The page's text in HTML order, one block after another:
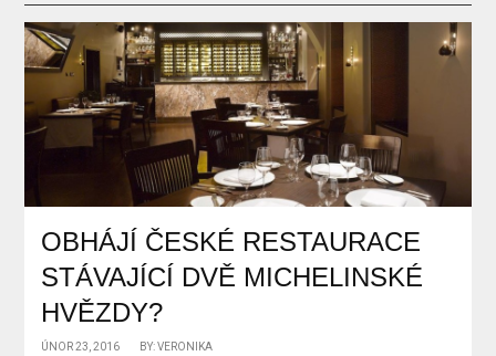
OBHÁJÍ ČESKÉ RESTAURACE
STÁVAJÍCÍ DVĚ MICHELINSKÉ
HVĚZDY?
ÚNOR 23, 2016 BY: VERONIKA